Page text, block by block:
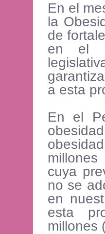
En el
la
de
en el
a esta
En el
cuya
no se
en
esta
millones